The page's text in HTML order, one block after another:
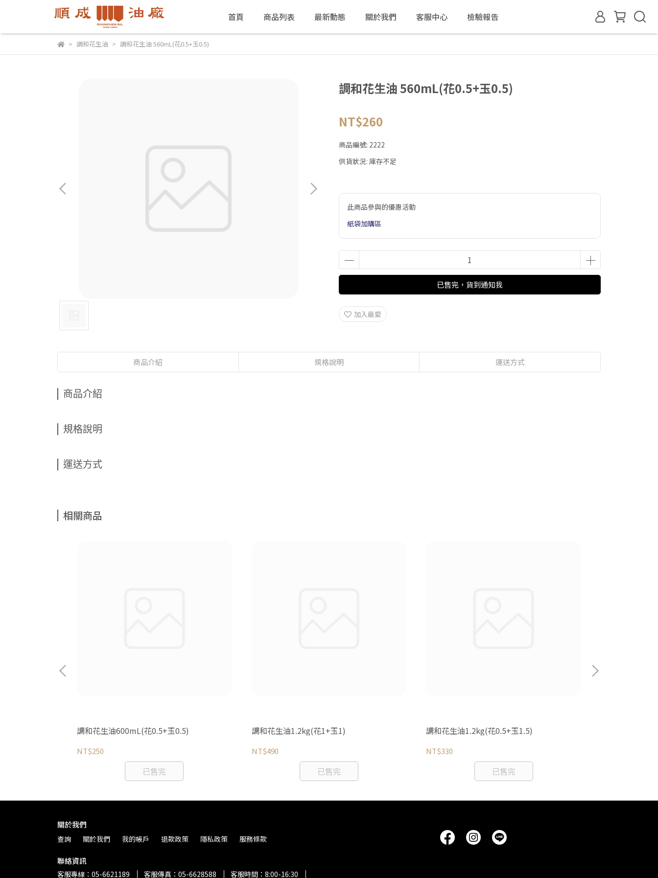
首頁 商品列表 最新動態 關於我們 客服中心 檢驗報告
調和花生油 調和花生油 560mL(花0.5+玉0.5)
調和花生油 560mL(花0.5+玉0.5)
NT$260
商品編號: 2222
供貨狀況: 庫存不足
此商品參與的優惠活動
紙袋加購區
已售完，貨到通知我
加入最愛
商品介紹 規格說明 運送方式
商品介紹
規格說明
運送方式
相關商品
調和花生油600mL(花0.5+玉0.5)
NT$250
已售完
調和花生油1.2kg(花1+玉1)
NT$490
已售完
調和花生油1.2kg(花0.5+玉1.5)
NT$330
已售完
關於我們
查詢 關於我們 我的帳戶 退款政策 隱私政策 服務條款
聯絡資訊
客服專線：05-6621189 客服傳真：05-6628588 客服時間：8:00-16:30